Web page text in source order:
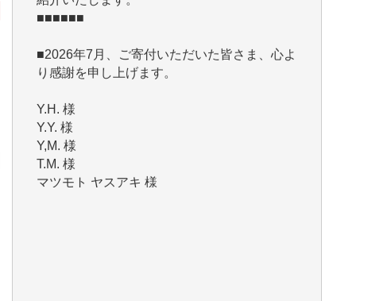
■2026年7月、ご寄付いただいた皆さま、心よ
Y.H. 様
Y.Y. 様
T.M. 様
マツモト ヤスアキ 様
マシオン 恵美香 様
岩井 祐子 様
吉村 隆子 様